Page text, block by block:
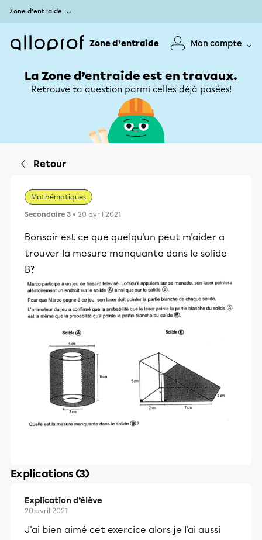
Zone d’entraide
Zone d’entraide Mon compte
La Zone d’entraide est en travaux.
Retrouve ta question parmi celles déjà posées!
Retour
Mathématiques
Secondaire 3 • 20 avril 2021
Bonsoir est ce que quelqu'un peut m'aider a
trouver la mesure manquante dans le solide
B?
Explications (3)
Explication d’élève
20 avril 2021
J'ai bien aimé cet exercice alors je l'ai aussi